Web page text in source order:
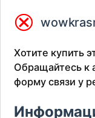
⮿
Хотите купить
Обращайтесь к
форму связи у